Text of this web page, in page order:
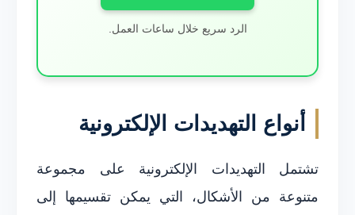
الرد سريع خلال ساعات العمل.
أنواع التهديدات الإلكترونية
تشتمل التهديدات الإلكترونية على مجموعة
متنوعة من الأشكال، التي يمكن تقسيمها إلى